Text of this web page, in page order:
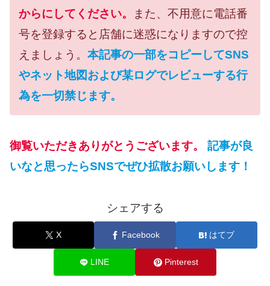
からにしてください。
また、不用意に電話番
号を登録すると店舗に迷惑になりますので控
えましょう。 本記事の一部をコピーしてSNS
やネット地図および某ログでレビューする行
為を一切禁じます。
御覧いただきありがとうございます。
記事が良
いなと思ったらSNSでぜひ拡散お願いします！
シェアする
X Facebook はてブ
LINE Pinterest